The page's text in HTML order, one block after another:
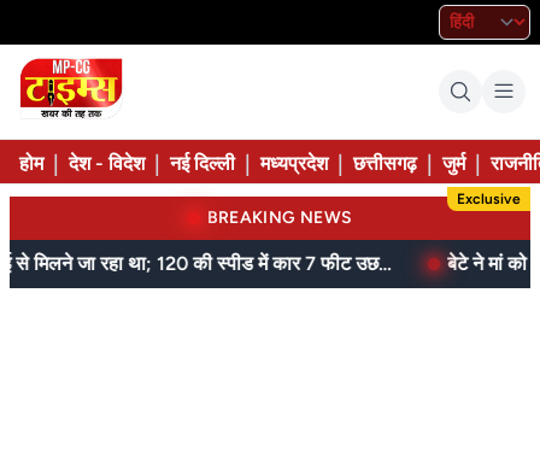
होम देश - विदेश नई दिल्ली मध्यप्रदेश छत्तीसगढ़ जुर्म
BREAKING NEWS
Exclusive
जेल में बंद भाई से मिलने जा रहा था; 120 की स्पीड में कार 7 फीट उछली, दम तोड़ने से पहले बोला- मुझे बचा लो...